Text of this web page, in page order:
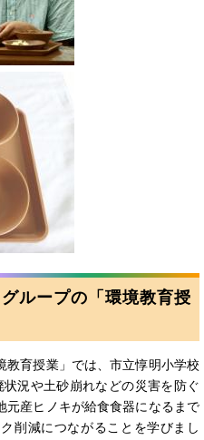
ループの「環境教育授
教育授業」では、市立惇明小学校
況や土砂崩れなどの災害を防ぐ
元産ヒノキが給食食器になるまで
削減につながることを学びまし